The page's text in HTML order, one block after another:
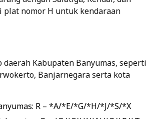
plat nomor H untuk kendaraan
daerah Kabupaten Banyumas, seperti
Banjarnegara serta kota
R – *A/*E/*G/*H/*J/*S/*X